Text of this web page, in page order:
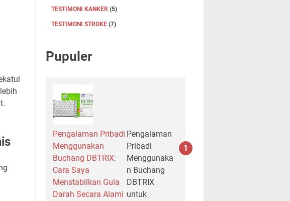
TESTIMONI KANKER (5)
TESTIMONI STROKE (7)
Pupuler
Pengalaman Pribadi
Menggunakan
Buchang DBTRIX:
Cara Saya
Menstabilkan Gula
Darah Secara Alami
Pengalaman
Pribadi
Menggunaka
n Buchang
DBTRIX
untuk